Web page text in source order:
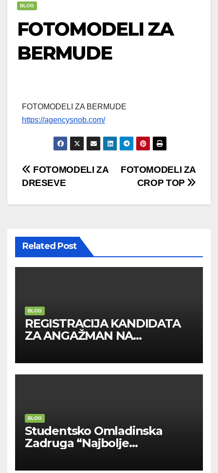
BLOG
FOTOMODELI ZA
BERMUDE
FOTOMODELI ZA BERMUDE
https://agencysnob.com/
Post
FOTOMODELI ZA
CROP TOP
FOTOMODELI ZA
DRESEVE
Related Post
BLOG
REGISTRACIJA KANDIDATA
ZA ANGAŽMAN NA
BLOG
Studentsko Omladinska
Zadruga “Najbolje